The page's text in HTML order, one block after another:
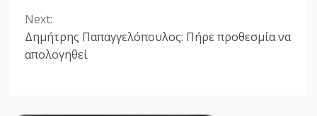
Next:
Δημήτρης Παπαγγελόπουλος: Πήρε προθεσμία να
απολογηθεί